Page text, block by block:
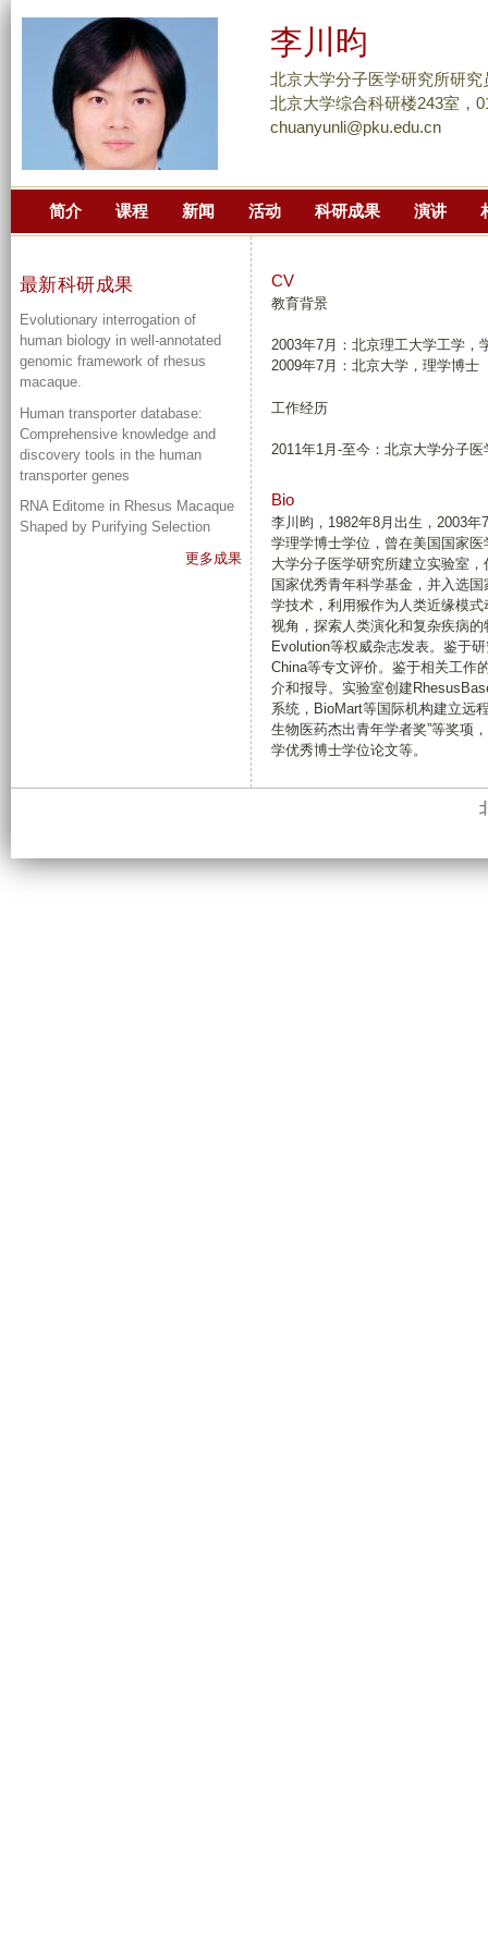
到
主
内
李川昀
北京大学分子医学研究所研
北京大学综合科研楼243室，
chuanyunli@pku.edu.cn
简介 课程 新闻 活动 科研成果 演讲
CV
教育背景
2003年7月：北京理工大学工学，
2009年7月：北京大学，理学博士
工作经历
2011年1月-至今：北京大学分子医
Bio
李川昀，1982年8月出生，2003
学理学博士学位，曾在美国国家
大学分子医学研究所建立实验室
国家优秀青年科学基金，并入选
学技术，利用猴作为人类近缘模
视角，探索人类演化和复杂疾病
Evolution等权威杂志发表。鉴于
China等专文评价。鉴于相关工作
介和报导。实验室创建
系统，BioMart等国际机构建立远
生物医药杰出青年学者奖”等奖项
学优秀博士学位论文等。
最新科研成果
Evolutionary interrogation of
human biology in well-annotated
genomic framework of rhesus
macaque.
Human transporter database:
Comprehensive knowledge and
discovery tools in the human
transporter genes
RNA Editome in Rhesus Macaque
Shaped by Purifying Selection
更多成果